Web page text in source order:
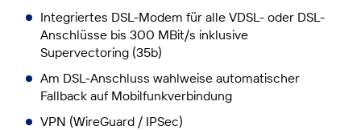
Integriertes DSL-Modem für alle VDSL- oder DSL-
Anschlüsse bis 300 MBit/s inklusive
Supervectoring (35b)
Am DSL-Anschluss wahlweise automatischer
Fallback auf Mobilfunkverbindung
VPN (WireGuard / IPSec)